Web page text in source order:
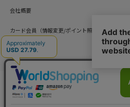
会社概要
カード会員（情報変更/ポイント照会）
お問い合わせ